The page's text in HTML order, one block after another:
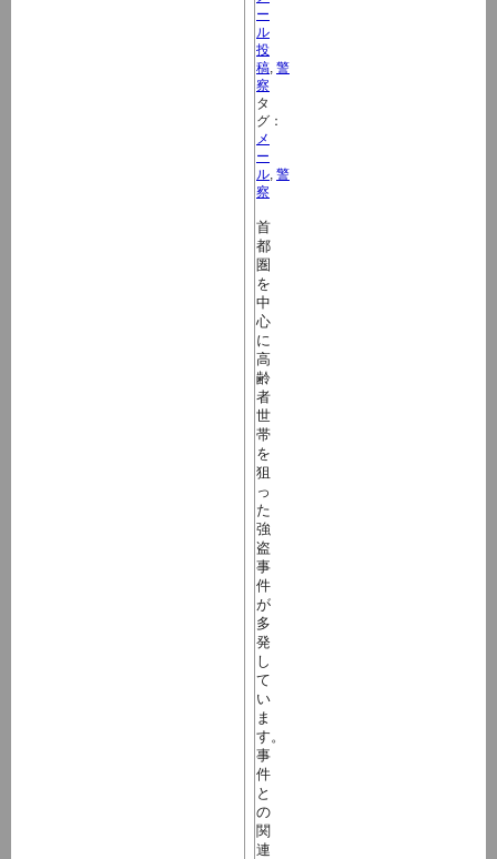
ー
ル
投
稿 警
察
タ
グ：
メ
ー
ル 警
察
首
都
圏
を
中
心
に
高
齢
者
世
帯
を
狙
っ
た
強
盗
事
件
が
多
発
し
て
い
ま
す。
事
件
と
の
関
連